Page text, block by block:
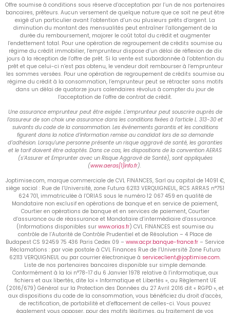
Offre soumise à conditions sous réserve d’acceptation par l’un de nos partenaires
bancaires, prêteurs. Aucun versement de quelque nature que ce soit ne peut être
exigé d’un particulier avant l’obtention d’un ou plusieurs prêts d’argent. La
diminution du montant des mensualités peut entraîner l’allongement de la
durée du remboursement, majorer le coût total du crédit et augmenter
l’endettement total. Pour une opération de regroupement de crédits soumise au
régime du crédit immobilier, l’emprunteur dispose d’un délai de réflexion de dix
jours à la réception de l’offre de prêt. Si la vente est subordonnée à l’obtention du
prêt et que celui-ci n’est pas obtenu, le vendeur doit rembourser à l’emprunteur
les sommes versées. Pour une opération de regroupement de crédits soumise au
régime du crédit à la consommation, l’emprunteur peut se rétracter sans motifs
dans un délai de quatorze jours calendaires révolus à compter du jour de
l’acceptation de l’offre de contrat de crédit.
Une assurance emprunteur peut être exigée. L’emprunteur peut souscrire auprès de
l’assureur de son choix une assurance dans les conditions fixées à l’article L. 313-30 et
suivants du code de la consommation. Les événements garantis et les conditions
figurent dans la notice d’information remise au candidat lors de sa demande
d’adhésion. Lorsqu’une personne présente un risque aggravé de santé, les garanties
et le tarif doivent être adaptés. Dans ce cas, les dispositions de la convention AERAS
(s’Assurer et Emprunter avec un Risque Aggravé de Santé), sont appliquées
(www.aeras[1]info.fr).
Joptimise.com, marque commerciale de CVL FINANCES, Sarl au capital de 14091 €,
siège social : Rue de l’Université, zone Futura 62113 VERQUIGNEUL, RCS ARRAS n°751
624 701, immatriculée à l’ORIAS sous le numéro 12 067 459 en qualité de
Mandataire non exclusif en opérations de banque et en service de paiement,
Courtier en opérations de banque et en services de paiement, Courtier
d’assurance ou de réassurance et Mandataire d’intermédiaire d’assurance.
(Informations disponibles sur www.orias.fr) CVL FINANCES est soumise au
contrôle de l’Autorité de Contrôle Prudentiel et de Résolution – 4 Place de
Budapest CS 92459 75 436 Paris Cedex 09 – www.acpr.banque-france.fr – Service
Réclamations : par voie postale à CVL Finances Rue de l’Université Zone Futura
62113 VERQUIGNEUL ou par courrier électronique à serviceclient@joptimise.com.
Liste de nos partenaires bancaires disponible sur simple demande.
Conformément à la loi n°78-17 du 6 Janvier 1978 relative à l’informatique, aux
fichiers et aux libertés, dite loi « Informatique et Libertés », au Règlement UE
(2016/679) Général sur la Protection des Données du 27 Avril 2016 dit « RGPD », et
aux dispositions du code de la consommation, vous bénéficiez du droit d’accès,
de rectification, de portabilité et d’effacement de celles-ci. Vous pouvez
également vous opposer, pour des motifs légitimes, au traitement de vos